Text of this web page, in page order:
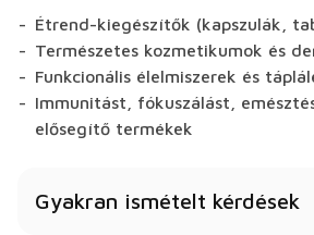
Étrend-kiegészítők (kapszulák,
Természetes kozmetikumok és
Funkcionális élelmiszerek és
Immunitást, fókuszálást,
elősegítő termékek
Gyakran ismételt kérdések